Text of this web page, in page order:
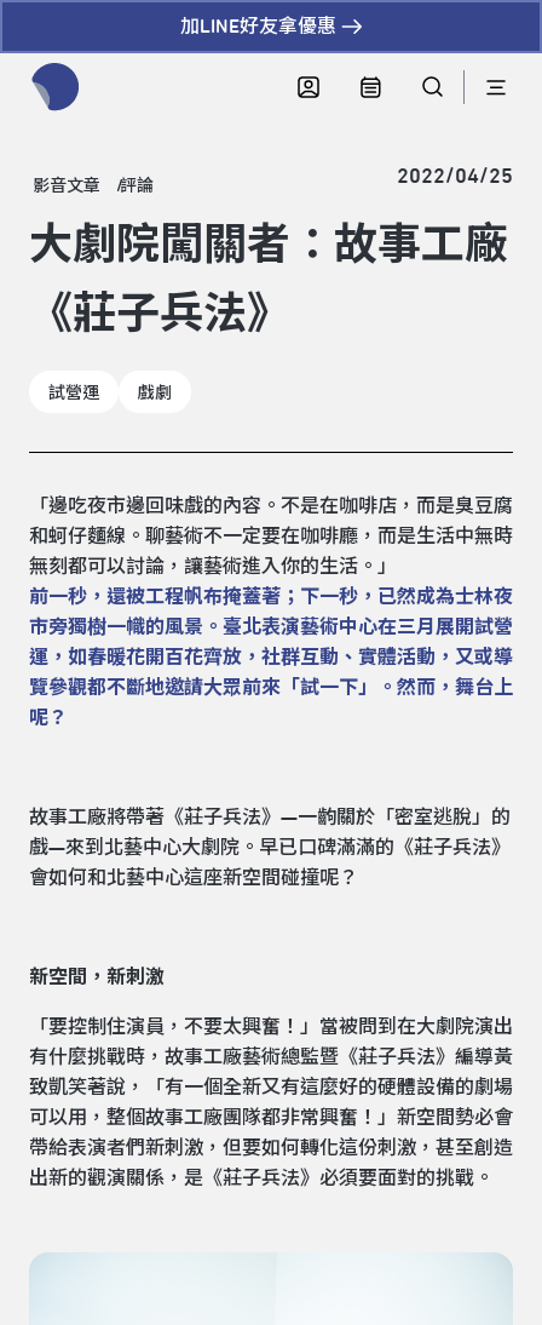
加LINE好友拿優惠
影音文章 評論 2022/04/25
大劇院闖關者：故事工廠
《莊子兵法》
試營運 戲劇
「邊吃夜市邊回味戲的內容。不是在咖啡店，而是臭豆腐
和蚵仔麵線。聊藝術不一定要在咖啡廳，而是生活中無時
無刻都可以討論，讓藝術進入你的生活。」
前一秒，還被工程帆布掩蓋著；下一秒，已然成為士林夜
市旁獨樹一幟的風景。臺北表演藝術中心在三月展開試營
運，如春暖花開百花齊放，社群互動、實體活動，又或導
覽參觀都不斷地邀請大眾前來「試一下」。然而，舞台上
呢？
故事工廠將帶著《莊子兵法》—一齣關於「密室逃脫」的
戲—來到北藝中心大劇院。早已口碑滿滿的《莊子兵法》
會如何和北藝中心這座新空間碰撞呢？
新空間，新刺激
「要控制住演員，不要太興奮！」當被問到在大劇院演出
有什麼挑戰時，故事工廠藝術總監暨《莊子兵法》編導黃
致凱笑著說，「有一個全新又有這麼好的硬體設備的劇場
可以用，整個故事工廠團隊都非常興奮！」新空間勢必會
帶給表演者們新刺激，但要如何轉化這份刺激，甚至創造
出新的觀演關係，是《莊子兵法》必須要面對的挑戰。